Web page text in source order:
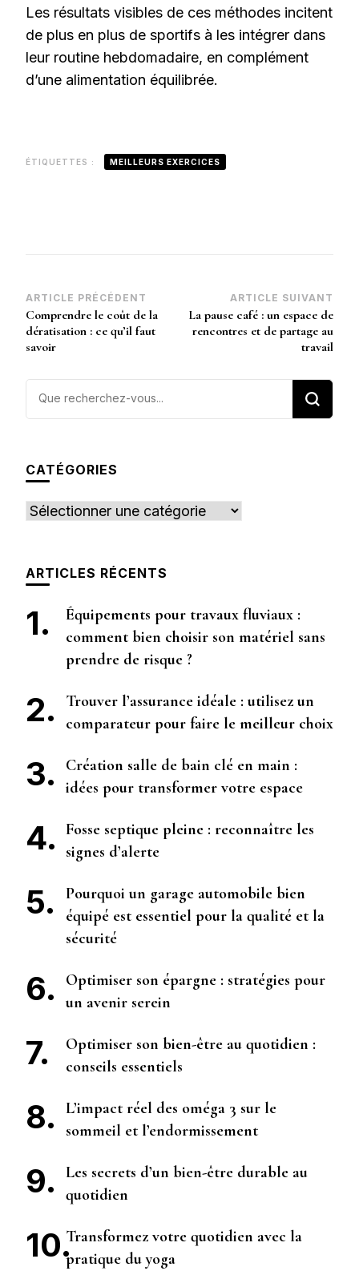
Les résultats visibles de ces méthodes incitent
de plus en plus de sportifs à les intégrer dans
leur routine hebdomadaire, en complément
d’une alimentation équilibrée.
ÉTIQUETTES : MEILLEURS EXERCICES
Navigation
d’article
ARTICLE PRÉCÉDENT
Comprendre le coût de la
dératisation : ce qu’il faut
savoir
ARTICLE SUIVANT
La pause café : un espace de
rencontres et de partage au
travail
Vous
recherchiez
CATÉGORIES
Catégories
ARTICLES RÉCENTS
Équipements pour travaux fluviaux :
comment bien choisir son matériel sans
prendre de risque ?
Trouver l’assurance idéale : utilisez un
comparateur pour faire le meilleur choix
Création salle de bain clé en main :
idées pour transformer votre espace
Fosse septique pleine : reconnaître les
signes d’alerte
Pourquoi un garage automobile bien
équipé est essentiel pour la qualité et la
sécurité
Optimiser son épargne : stratégies pour
un avenir serein
Optimiser son bien-être au quotidien :
conseils essentiels
L’impact réel des oméga 3 sur le
sommeil et l’endormissement
Les secrets d’un bien-être durable au
quotidien
Transformez votre quotidien avec la
pratique du yoga